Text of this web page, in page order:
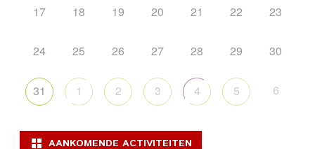
17 18 19 20 21 22 23
24 25 26 27 28 29 30
31 1 2 3 4 5 6
AANKOMENDE ACTIVITEITEN